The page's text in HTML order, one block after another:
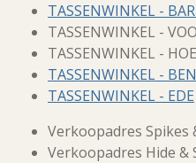
TASSENWINKEL -
TASSENWINKEL -
TASSENWINKEL -
TASSENWINKEL -
TASSENWINKEL - EDE
Verkoopadres Spikes
Verkoopadres Hide &